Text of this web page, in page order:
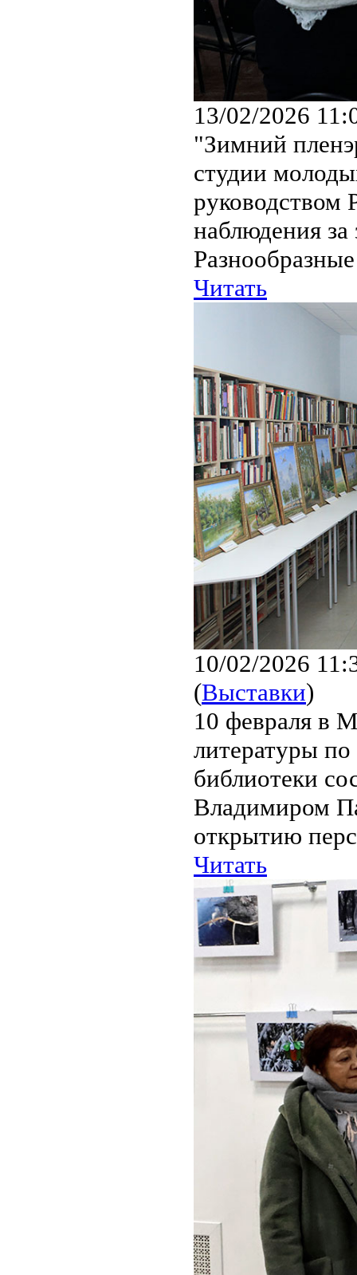
13/02/2026
"Зимний
студии
руководством
наблюдения
Читать
10/02/2026
(Выставки)
10 февраля в
литературы по
библиотеки
Владимиром
открытию
Читать